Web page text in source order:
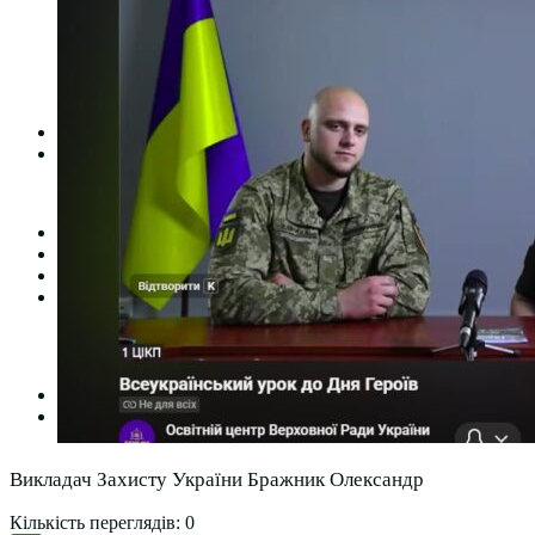
Студентська рада
Документація. Карантин
Документація. Воєнний стан
Центр кар’єри та працевлаштування
Центр дуальної освіти
Неформальна та інформальна освіта
Вступникам
Міжнародне співробітництво
Міжнародне співробітництво для викладачів
Міжнародне співробітництво для студентів
Угоди та договори
Публічність
Кваліфікаційний центр МФК
Нормативно-правова база
Форма заяви здобувача
Перелік професій
Професійні стандарти
Майстри сервісних центрів
Про формальну, неформальну та інформальну освіту
Викладач Захисту України Бражник Олександр
Кількість переглядів: 0